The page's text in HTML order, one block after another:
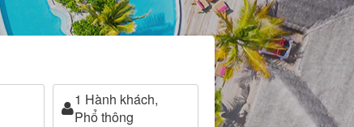
1 Hành khách,
Phổ thông